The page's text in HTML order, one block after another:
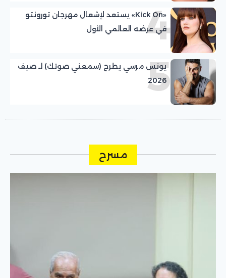
4
«Kick On» يستعد لإشعال مهرجان تورونتو
في عرضه العالمي الأول
5
يونس مرسي يطرح (سمعني صوتك) لـ صيف
2026
مسرح